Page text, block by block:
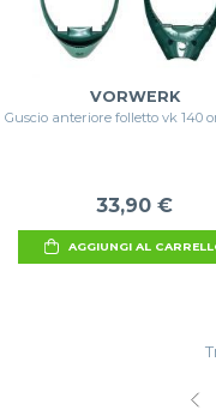
VORWERK
Guscio anteriore folletto vk 140
33,90 €
AGGIUNGI AL